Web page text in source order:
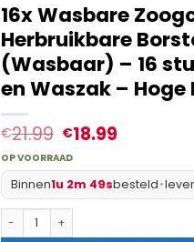
16x Wasbare
Herbruikbare
(Wasbaar) – 16
en Waszak –
€21.99 €18.99
OP VOORRAAD
Binnen1u 2m 48sbesteld •
16x Wasbare Zoogcompressen